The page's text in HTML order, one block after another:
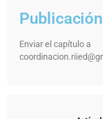
Enviar el capítulo a